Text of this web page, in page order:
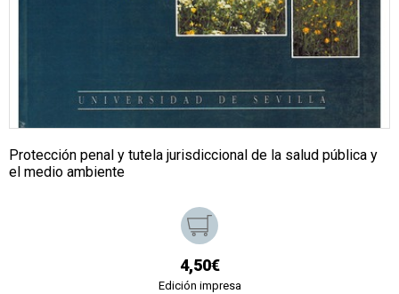
Protección penal y tutela jurisdiccional de la salud pública y
el medio ambiente
4,50€
Edición impresa